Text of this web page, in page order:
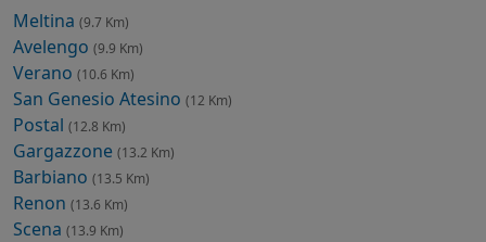
Meltina (9.7 Km)
Avelengo (9.9 Km)
Verano (10.6 Km)
San Genesio Atesino (12 Km)
Postal (12.8 Km)
Gargazzone (13.2 Km)
Barbiano (13.5 Km)
Renon (13.6 Km)
Scena (13.9 Km)